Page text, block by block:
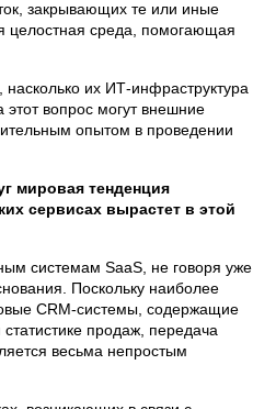
закрывающих те или иные
целостная среда, помогающая
их ИТ-инфраструктура
этот вопрос могут внешние
опытом в проведении
мировая тенденция
сервисах вырастет в этой
системам SaaS, не говоря уже
Поскольку наиболее
CRM-системы, содержащие
продаж, передача
весьма непростым